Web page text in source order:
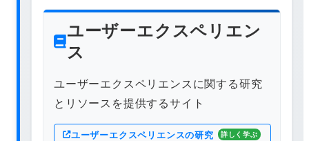
ユーザーエクスペリエン
ス
ユーザーエクスペリエンスに関する研究
とリソースを提供するサイト
ユーザーエクスペリエンスの研究 詳しく学ぶ